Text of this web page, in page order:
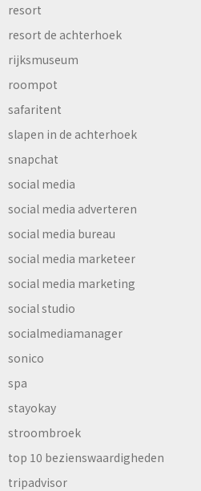
resort
resort de achterhoek
rijksmuseum
roompot
safaritent
slapen in de achterhoek
snapchat
social media
social media adverteren
social media bureau
social media marketeer
social media marketing
social studio
socialmediamanager
sonico
spa
stayokay
stroombroek
top 10 bezienswaardigheden
tripadvisor